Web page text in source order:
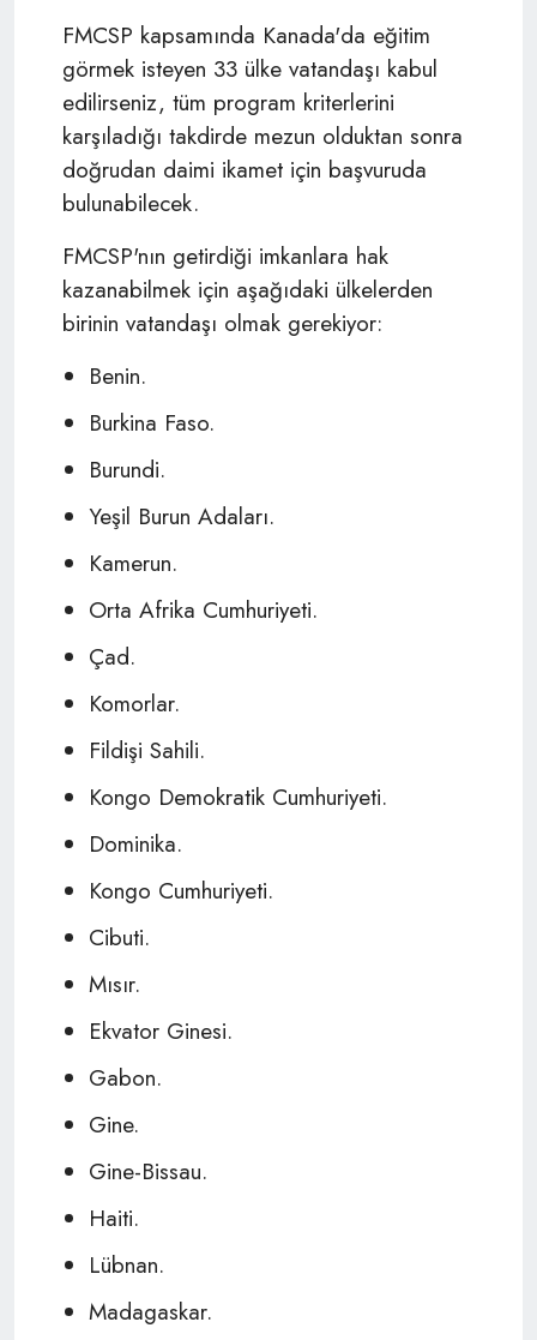
FMCSP kapsamında Kanada'da eğitim
görmek isteyen 33 ülke vatandaşı kabul
edilirseniz, tüm program kriterlerini
karşıladığı takdirde mezun olduktan sonra
doğrudan daimi ikamet için başvuruda
bulunabilecek.
FMCSP'nın getirdiği imkanlara hak
kazanabilmek için aşağıdaki ülkelerden
birinin vatandaşı olmak gerekiyor:
Benin.
Burkina Faso.
Burundi.
Yeşil Burun Adaları.
Kamerun.
Orta Afrika Cumhuriyeti.
Çad.
Komorlar.
Fildişi Sahili.
Kongo Demokratik Cumhuriyeti.
Dominika.
Kongo Cumhuriyeti.
Cibuti.
Mısır.
Ekvator Ginesi.
Gabon.
Gine.
Gine-Bissau.
Haiti.
Lübnan.
Madagaskar.